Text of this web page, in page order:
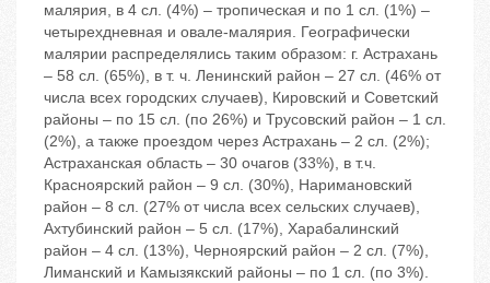
малярия, в 4 сл. (4%) – тропическая и по 1 сл. (1%) –
четырехдневная и овале-малярия. Географически
малярии распределялись таким образом: г. Астрахань
– 58 сл. (65%), в т. ч. Ленинский район – 27 сл. (46% от
числа всех городских случаев), Кировский и Советский
районы – по 15 сл. (по 26%) и Трусовский район – 1 сл.
(2%), а также проездом через Астрахань – 2 сл. (2%);
Астраханская область – 30 очагов (33%), в т.ч.
Красноярский район – 9 сл. (30%), Наримановский
район – 8 сл. (27% от числа всех сельских случаев),
Ахтубинский район – 5 сл. (17%), Харабалинский
район – 4 сл. (13%), Черноярский район – 2 сл. (7%),
Лиманский и Камызякский районы – по 1 сл. (по 3%).